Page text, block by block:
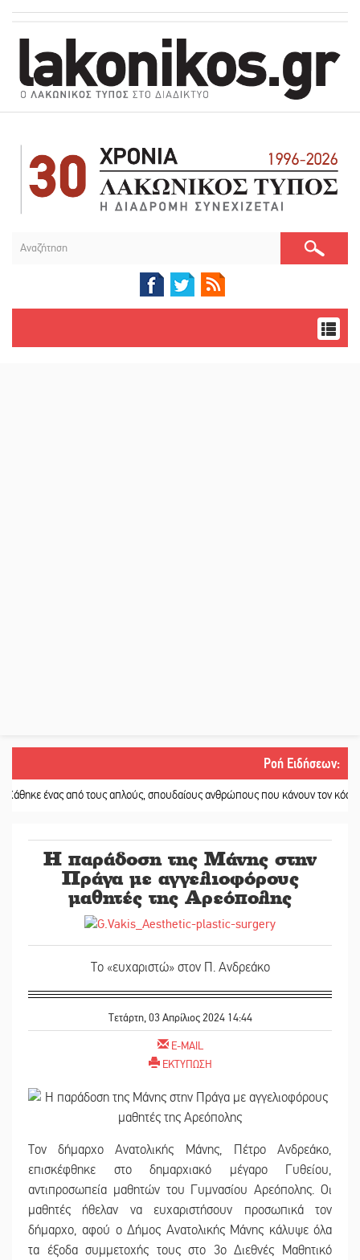
Ροή Ειδήσεων:
από τους απλούς, σπουδαίους ανθρώπους που κάνουν τον κόσμο λίγο
Η παράδοση της Μάνης στην
Πράγα με αγγελιοφόρους
μαθητές της Αρεόπολης
Το «ευχαριστώ» στον Π. Ανδρεάκο
Τετάρτη, 03 Απρίλιος 2024 14:44
E-MAIL
ΕΚΤΥΠΩΣΗ
Τον δήμαρχο Ανατολικής Μάνης, Πέτρο Ανδρεάκο,
επισκέφθηκε στο δημαρχιακό μέγαρο Γυθείου,
αντιπροσωπεία μαθητών του Γυμνασίου Αρεόπολης. Οι
μαθητές ήθελαν να ευχαριστήσουν προσωπικά τον
δήμαρχο, αφού ο Δήμος Ανατολικής Μάνης κάλυψε όλα
τα έξοδα συμμετοχής τους στο 3ο Διεθνές Μαθητικό